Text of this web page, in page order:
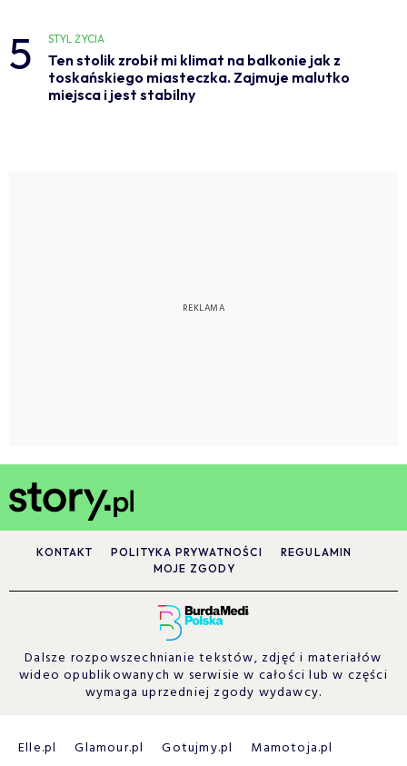
5 STYL ŻYCIA
Ten stolik zrobił mi klimat na balkonie jak z
toskańskiego miasteczka. Zajmuje malutko
miejsca i jest stabilny
KONTAKT POLITYKA PRYWATNOŚCI
REGULAMIN
MOJE ZGODY
Dalsze rozpowszechnianie tekstów, zdjęć i materiałów
wideo opublikowanych w serwisie w całości lub w części
wymaga uprzedniej zgody wydawcy.
Elle.pl Glamour.pl Gotujmy.pl
Mamotoja.pl